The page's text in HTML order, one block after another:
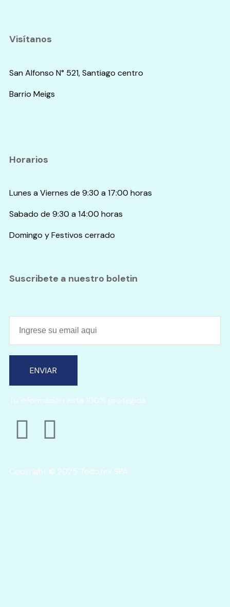
Visítanos
San Alfonso N° 521, Santiago centro
Barrio Meigs
Horarios
Lunes a Viernes de 9:30 a 17:00 horas
Sabado de 9:30 a 14:00 horas
Domingo y Festivos cerrado
Suscribete a nuestro boletin
ENVIAR
Tu información esta 100% protegida
Copyright © 2025 Todotex SPA